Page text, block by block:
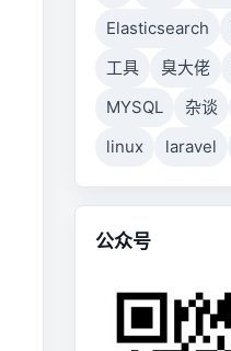
Elasticsearch
工具
臭大佬
MYSQL
杂谈
linux
laravel
公众号